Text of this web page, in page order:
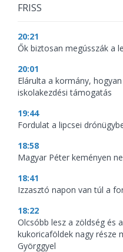
FRISS
20:21
Ők biztosan megússzák a
20:01
Elárulta a kormány,
iskolakezdési támogatás
19:44
Fordulat a lipcsei
18:58
Magyar Péter keményen
18:41
Izzasztó napon van túl a
18:22
Olcsóbb lesz a zöldség és
kukoricaföldek nagy része
Györggyel